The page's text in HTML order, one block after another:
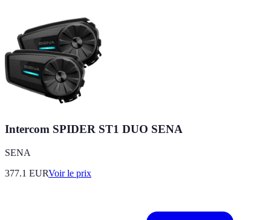
Intercom SPIDER ST1 DUO SENA
SENA
377.1 EURVoir le prix